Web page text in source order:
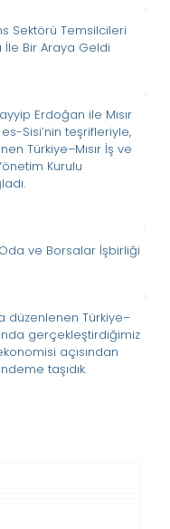
Sektörü Temsilcileri
İle Bir Araya Geldi
Erdoğan ile Mısır
Sisi’nin teşrifleriyle,
Türkiye–Mısır İş ve
Kurulu
Oda ve Borsalar İşbirliği
düzenlenen Türkiye–
gerçekleştirdiğimiz
açısından
taşıdık.